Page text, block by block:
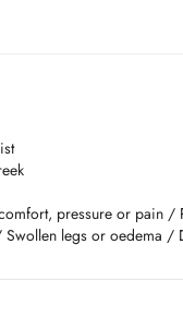
pressure or pain /
Swollen legs or oedema
pressure / Hormone
Stress
24-Hour Blood